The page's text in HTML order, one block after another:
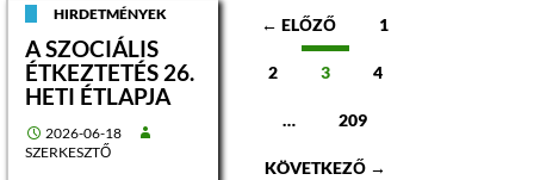
HIRDETMÉNYEK
A SZOCIÁLIS
ÉTKEZTETÉS 26.
HETI ÉTLAPJA
2026-06-18
SZERKESZTŐ
Bejegyzések
navigációja
← ELŐZŐ 1
2 3 4
… 209
KÖVETKEZŐ →